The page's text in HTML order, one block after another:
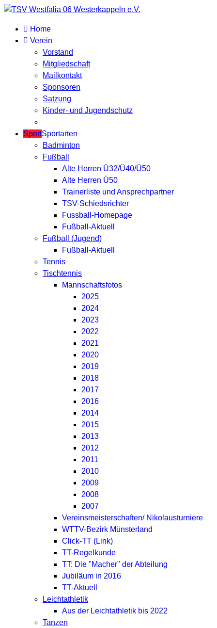
Home
Verein
Vorstand
Mitgliedschaft
Mailkontakt
Sponsoren
Satzung
Kinder- und Jugendschutz
SportSportarten
Badminton
Fußball
Alte Herren Ü32/Ü40/Ü50
Alte Herren Ü50
Trainerliste und Ansprechpartner
TSV-Schiedsrichter
Fussball-Homepage
Fußball-Aktuell
Fußball (Jugend)
Fußball-Aktuell
Tennis
Tischtennis
Mannschaftsfotos
2025
2024
2023
2022
2021
2020
2019
2018
2017
2016
2014
2015
2013
2012
2011
2010
2009
2008
2007
Vereinsmeisterschaften/ Nikolausturniere
WTTV-Bezirk Münsterland
Click-TT (Link)
TT-Regelkunde
TT: Die "Macher" der Abteilung
Jubiläum in 2016
TT-Aktuell
Leichtathletik
Aus der Leichtathletik bis 2022
Tanzen